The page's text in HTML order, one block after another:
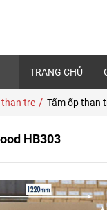
TRANG CHỦ
than tre / Tấm ốp than
HB303